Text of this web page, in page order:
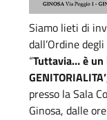
Siamo lieti di
dall’Ordine
“Tuttavia… è un
GENITORIALITA’
presso la Sala
Ginosa, dalle